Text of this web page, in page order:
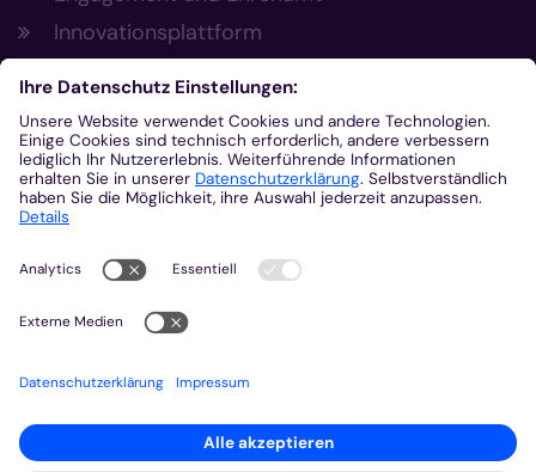
Innovationsplattform
Aus der Plattform
Nachrichten
Veranstaltungen
Gottesdienste
Stellenangebote
Kirchenzeitung
Amtsblatt (Kirchlicher Anzeiger)
Rechtsdatenbank
Meldestelle gemäß Hinweisgeberschutzgesetz